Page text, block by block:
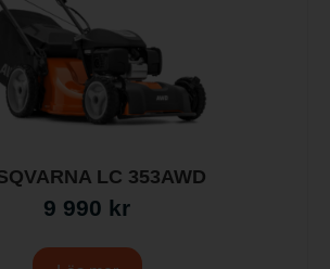
LC 353AWD
9 990 kr